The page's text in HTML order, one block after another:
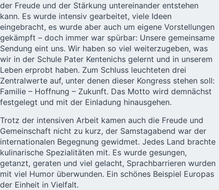
der Freude und der Stärkung untereinander entstehen
kann. Es wurde intensiv gearbeitet, viele Ideen
eingebracht, es wurde aber auch um eigene Vorstellungen
gekämpft – doch immer war spürbar: Unsere gemeinsame
Sendung eint uns. Wir haben so viel weiterzugeben, was
wir in der Schule Pater Kentenichs gelernt und in unserem
Leben erprobt haben. Zum Schluss leuchteten drei
Zentralwerte auf, unter denen dieser Kongress stehen soll:
Familie – Hoffnung – Zukunft. Das Motto wird demnächst
festgelegt und mit der Einladung hinausgehen.
Trotz der intensiven Arbeit kamen auch die Freude und
Gemeinschaft nicht zu kurz, der Samstagabend war der
internationalen Begegnung gewidmet. Jedes Land brachte
kulinarische Spezialitäten mit. Es wurde gesungen,
getanzt, geraten und viel gelacht, Sprachbarrieren wurden
mit viel Humor überwunden. Ein schönes Beispiel Europas
der Einheit in Vielfalt.